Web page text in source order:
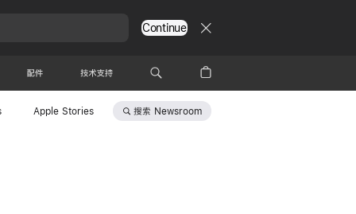
Continue
配件 技术支持
Apple Stories 搜索 Newsroom